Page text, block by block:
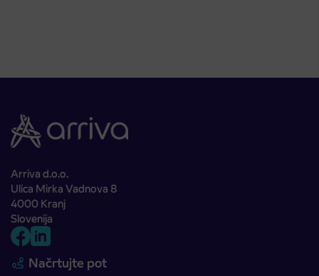
Arriva d.o.o.
Ulica Mirka Vadnova 8
4000 Kranj
Slovenija
Načrtujte pot